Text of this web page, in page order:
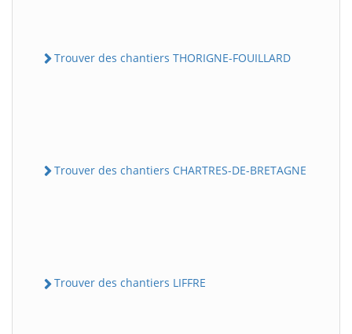
Trouver des chantiers THORIGNE-FOUILLARD
Trouver des chantiers CHARTRES-DE-BRETAGNE
Trouver des chantiers LIFFRE